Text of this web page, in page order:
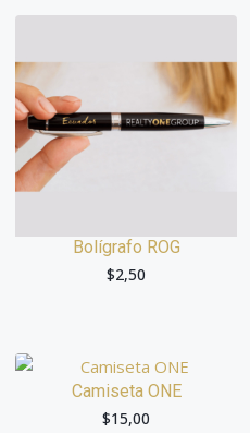
Bolígrafo ROG
$2,50
Camiseta ONE
$15,00